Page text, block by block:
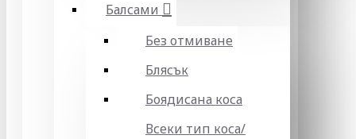
Балсами
Без отмиване
Блясък
Боядисана коса
Всеки тип коса/